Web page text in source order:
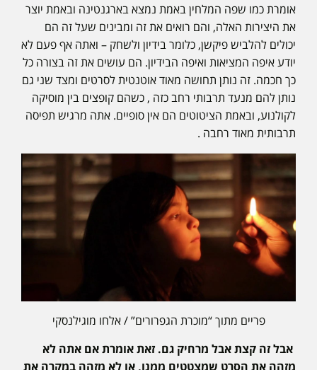
אומרת כמו שפה המלחין באמת נמצא בארגנטינה ובאמת יוצר
את היצירות האלה, והם רואים את זה ומבינים שעל זה הם
יכולים להלביש פיקשן, כלומר בידיון ולשחק – ואתה אף פעם לא
יודע איפה המציאות ואיפה הבידיון. הם עושים את זה בצורה כל
כך חכמה. זה נותן תחושה מאוד אוטנטית לסרטים ומצד שני גם
נותן להם מנעד תרבותי רחב כזה , כשהם קופצים בין מוסיקה
לקולנוע, ובאמת הציטוטים הם אין סופיים. אתה מרגיש תפיסה
תרבותית מאוד רחבה .
פריים מתוך “מוכרת הגפרורים” / אלחו מוגילנסקי
אבל זה קצת אבל מרחיק גם. זאת אומרת אם אתה לא
מזהה את הסרט שמצטטים ממנו, או לא מזהה במקרה את